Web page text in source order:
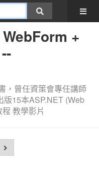
+
，曾任資策會專任講師
15本ASP.NET (Web
教學影片